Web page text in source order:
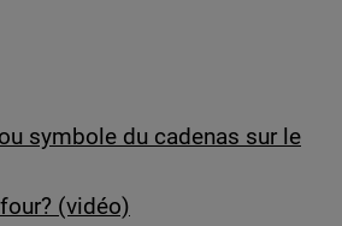
symbole du cadenas sur le
(vidéo)